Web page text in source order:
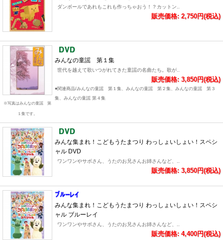
ダンボールであれもこれも作っちゃおう！？カットン..
販売価格: 2,750円(税込)
※写真はみんなの童謡 第
１集です。
みんなの童謡 第１集
世代を越えて歌いつがれてきた童謡の名曲たち。歌が..
販売価格: 3,850円(税込)
●関連商品/みんなの童謡 第１集、みんなの童謡 第２集、みんなの童謡 第３
集、みんなの童謡 第４集
みんな集まれ！こどもうたまつり わっしょいしょい！スペシ
ャル DVD
ワンワンやサボさん、うたのお兄さんお姉さんなど、..
販売価格: 3,850円(税込)
みんな集まれ！こどもうたまつり わっしょいしょい！スペシ
ャル ブルーレイ
ワンワンやサボさん、うたのお兄さんお姉さんなど、..
販売価格: 4,400円(税込)